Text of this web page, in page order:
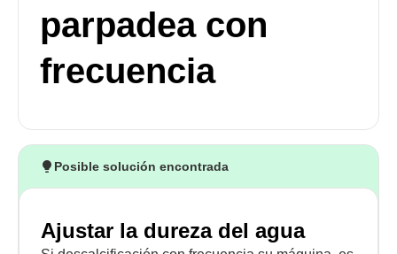
parpadea con
frecuencia
Posible solución encontrada
Ajustar la dureza del agua